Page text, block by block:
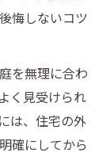
悔しないコツ
を無理に合わ
く見受けられ
は、住宅の外
確にしてから